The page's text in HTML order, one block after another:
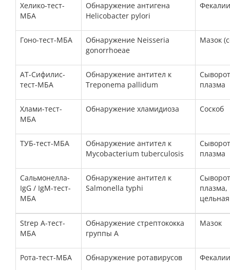
Хелико-тест-
МБА
Обнаружение антигена
Helicobacter pylori
Фекалии
Гоно-тест-МБА Обнаружение Neisseria
gonorrhoeae
Мазок
АТ-Сифилис-
тест-МБА
Обнаружение антител к
Treponema pallidum
плазма
Хлами-тест-
МБА
Обнаружение хламидиоза Соскоб
ТУБ-тест-МБА Обнаружение антител к
Mycobacterium tuberculosis
плазма
Сальмонелла-
IgG / IgM-тест-
МБА
Обнаружение антител к
Salmonella typhi
плазма,
ц
Strep А-тест-
МБА
Обнаружение стрептококка
группы А
Мазок
Рота-тест-МБА Обнаружение ротавирусов Фекалии